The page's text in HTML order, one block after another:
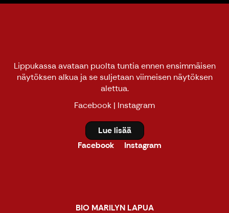
Lippukassa avataan puolta tuntia ennen ensimmäisen
näytöksen alkua ja se suljetaan viimeisen näytöksen
alettua.
Facebook | Instagram
Lue lisää
Facebook
Instagram
BIO MARILYN LAPUA